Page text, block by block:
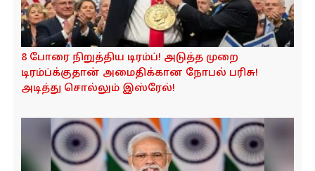
இந்தியாவிற்கு இஸ்ரேல் அனுப்பும் SPICE! 1000
அதிநவீன ரவுகணைகளை வாங்க இந்தியா
ஒப்பந்தம்!நடுங்கி நிற்கும் சீனா, பாகிஸ்தான்!